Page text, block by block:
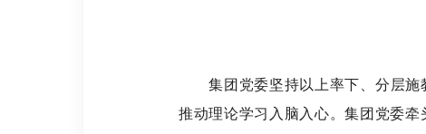
集团党委坚持以上率下、分层施
推动理论学习入脑入心。集团党委